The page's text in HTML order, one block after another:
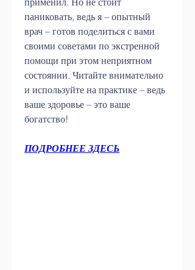
паниковать, ведь я – опытный
врач – готов поделиться с вами
своими советами по экстренной
помощи при этом неприятном
состоянии. Читайте внимательно
и используйте на практике – ведь
ваше здоровье – это ваше
богатство!
ПОДРОБНЕЕ ЗДЕСЬ